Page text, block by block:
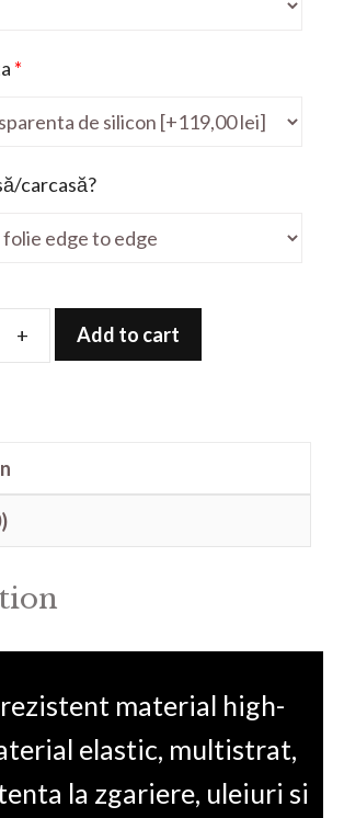
*
carcasă?
Folie
quantity
+ Add to cart
material high-
elastic, multistrat,
la zgariere, uleiuri si